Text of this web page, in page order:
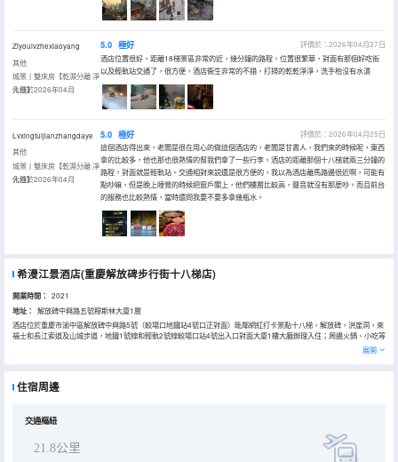
Ziyoulvzhexiaoyang
其他
城景丨雙床房【乾濕分離·凈
化器】
入住於2026年04月
5.0 極好
評價於：2026年04月27日
酒店位置很好，距離18梯景區非常的近，幾分鐘的路程，位置很繁華，對面有那個好吃街
以及輕軌站交通了，很方便，酒店衞生非常的不錯，打掃的乾乾淨淨，洗手枱沒有水漬
Lvxingtuijianzhangdaye
其他
城景丨雙床房【乾濕分離·凈
化器】
入住於2026年04月
5.0 極好
評價於：2026年04月25日
這個酒店得出來，老闆是很在用心的做這個酒店的，老闆是甘肅人，我們來的時候呢，東西
拿的比較多，他也那也很熱情的幫我們拿了一些行李。酒店的距離那個十八梯就兩三分鐘的
路程，對面就是輕軌站。交通相對來説還是很方便的，我以為酒店離馬路邊很近啊，可能有
點吵嘛，但是晚上睡覺的時候把窗戶關上，他們樓層比較高，聲音就沒有那麼吵。而且前台
的服務也比較熱情，當時還問我要不要多拿幾瓶水。
希漫江景酒店(重慶解放碑步行街十八梯店)
開業時間： 2021
地址：
解放碑中興路五號穆斯林大廈1層
酒店位於重慶市渝中區解放碑中興路5號（較場口地鐵站4號口正對面）毗鄰網紅打卡景點十八梯，解放碑，洪崖洞，來
福士和長江索道及山城步道，地鐵1號線和輕軌2號線較場口站4號出入口對面大廈1樓大廳辦理入住；周邊火鍋、小吃等
美食一條街匯聚，有網紅八一好吃一條街、得意世界美食城、較場口美食街。有少數民族聚集一條街。距離地標性建築
重慶人民解放紀念碑5-8分鐘；距離網紅景點洪崖洞、長江索道、國泰大劇院步行10-15分鐘；同時還可以乘坐1號線可
夜景房和親子套房等不同風格客房，酒店各類設施一應俱全。商務洗衣房，我們用火辣的熱情接待每一位賓客，力求將
展開
住宿周邊
交通樞紐
21.8公里